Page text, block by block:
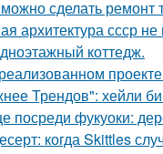
сделать ремонт
архитектура ссср
коттедж.
Трендов": хейли
посреди фукуоки:
когда Skittles